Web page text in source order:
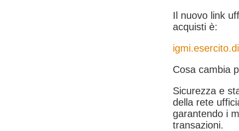
Il nuovo link
acquisti è:
Cosa cambia
Sicurezza e
della rete
garantendo i
transazioni.